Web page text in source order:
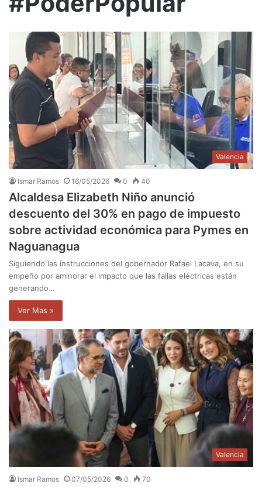
Valencia
Ismar Ramos 16/05/2026 0 40
Alcaldesa Elizabeth Niño anunció
descuento del 30% en pago de impuesto
sobre actividad económica para Pymes en
Naguanagua
Siguiendo las instrucciones del gobernador Rafael Lacava, en su
empeño por aminorar el impacto que las fallas eléctricas están
generando…
Ver Mas »
Valencia
Ismar Ramos 07/05/2026 0 70